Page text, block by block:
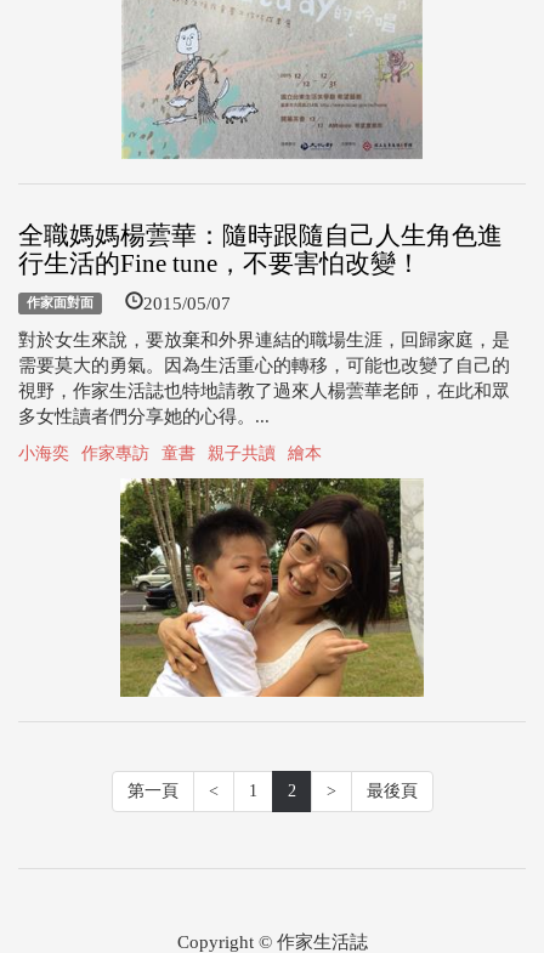
全職媽媽楊蕓華：隨時跟隨自己人生角色進
行生活的Fine tune，不要害怕改變！
作家面對面 2015/05/07
對於女生來說，要放棄和外界連結的職場生涯，回歸家庭，是
需要莫大的勇氣。因為生活重心的轉移，可能也改變了自己的
視野，作家生活誌也特地請教了過來人楊蕓華老師，在此和眾
多女性讀者們分享她的心得。...
小海奕 作家專訪 童書 親子共讀 繪本
第一頁 < 1 2 > 最後頁
Copyright © 作家生活誌